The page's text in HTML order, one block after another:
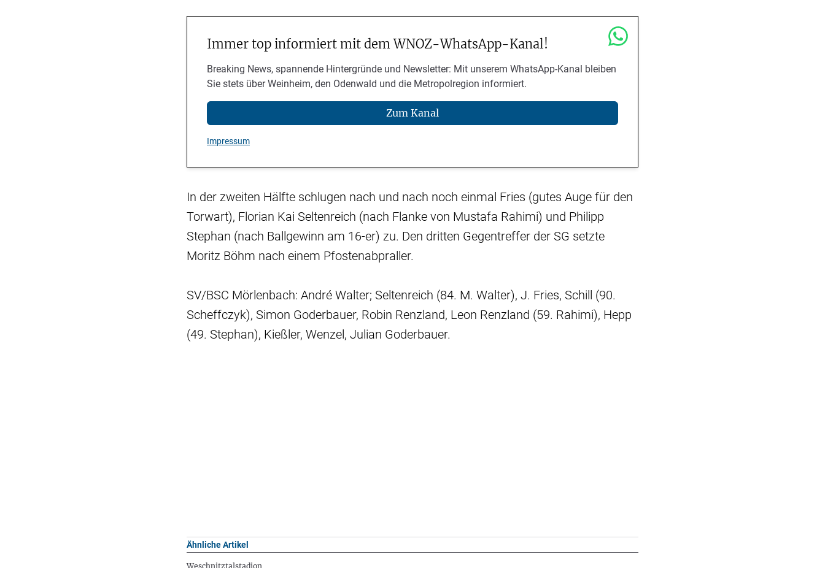
Immer top informiert mit dem WNOZ-WhatsApp-Kanal!
Breaking News, spannende Hintergründe und Newsletter: Mit unserem WhatsApp-Kanal bleiben
Sie stets über Weinheim, den Odenwald und die Metropolregion informiert.
Zum Kanal
Impressum
In der zweiten Hälfte schlugen nach und nach noch einmal Fries (gutes Auge für den
Torwart), Florian Kai Seltenreich (nach Flanke von Mustafa Rahimi) und Philipp
Stephan (nach Ballgewinn am 16-er) zu. Den dritten Gegentreffer der SG setzte
Moritz Böhm nach einem Pfostenabpraller.
SV/BSC Mörlenbach: André Walter; Seltenreich (84. M. Walter), J. Fries, Schill (90.
Scheffczyk), Simon Goderbauer, Robin Renzland, Leon Renzland (59. Rahimi), Hepp
(49. Stephan), Kießler, Wenzel, Julian Goderbauer.
Ähnliche Artikel
Weschnitztalstadion